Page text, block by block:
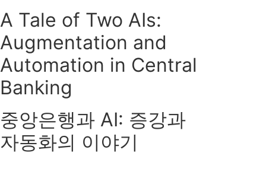
A Tale of Two AIs:
Augmentation and
Automation in Central
Banking
중앙은행과 AI: 증강과
자동화의 이야기